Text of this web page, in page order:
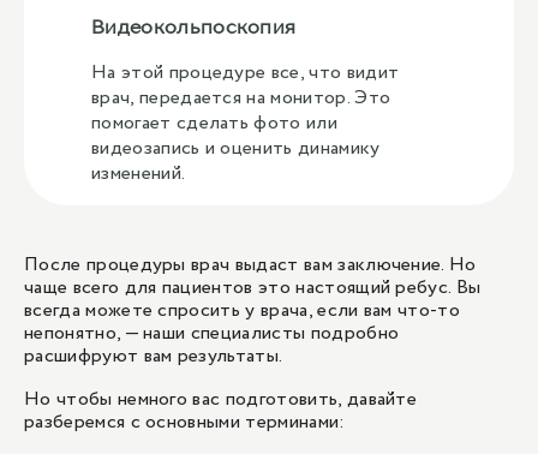
Видеокольпоскопия
На этой процедуре все, что видит
врач, передается на монитор. Это
помогает сделать фото или
видеозапись и оценить динамику
изменений.
После процедуры врач выдаст вам заключение. Но
чаще всего для пациентов это настоящий ребус. Вы
всегда можете спросить у врача, если вам что-то
непонятно, — наши специалисты подробно
расшифруют вам результаты.
Но чтобы немного вас подготовить, давайте
разберемся с основными терминами: